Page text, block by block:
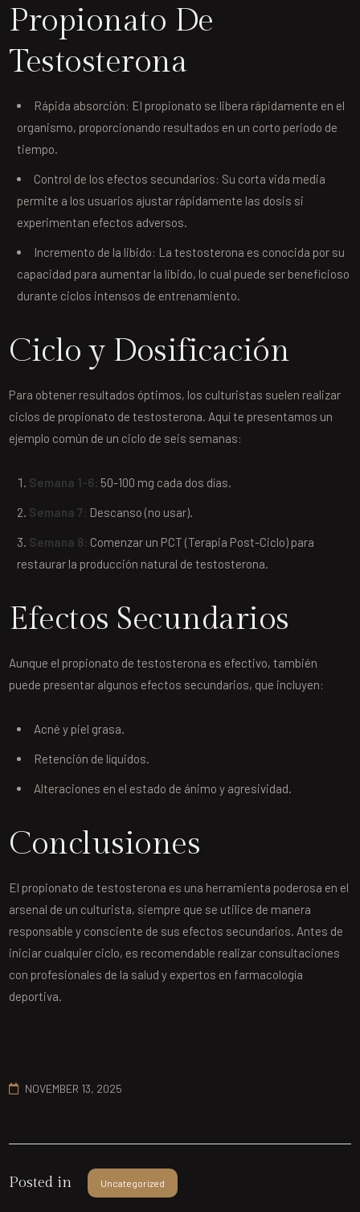
Propionato De
Testosterona
Rápida absorción: El propionato se libera rápidamente en el
organismo, proporcionando resultados en un corto periodo de
tiempo.
Control de los efectos secundarios: Su corta vida media
permite a los usuarios ajustar rápidamente las dosis si
experimentan efectos adversos.
Incremento de la libido: La testosterona es conocida por su
capacidad para aumentar la libido, lo cual puede ser beneficioso
durante ciclos intensos de entrenamiento.
Ciclo y Dosificación
Para obtener resultados óptimos, los culturistas suelen realizar
ciclos de propionato de testosterona. Aquí te presentamos un
ejemplo común de un ciclo de seis semanas:
Semana 1-6: 50-100 mg cada dos días.
Semana 7: Descanso (no usar).
Semana 8: Comenzar un PCT (Terapia Post-Ciclo) para
restaurar la producción natural de testosterona.
Efectos Secundarios
Aunque el propionato de testosterona es efectivo, también
puede presentar algunos efectos secundarios, que incluyen:
Acné y piel grasa.
Retención de líquidos.
Alteraciones en el estado de ánimo y agresividad.
Conclusiones
El propionato de testosterona es una herramienta poderosa en el
arsenal de un culturista, siempre que se utilice de manera
responsable y consciente de sus efectos secundarios. Antes de
iniciar cualquier ciclo, es recomendable realizar consultaciones
con profesionales de la salud y expertos en farmacología
deportiva.
NOVEMBER 13, 2025
Posted in Uncategorized